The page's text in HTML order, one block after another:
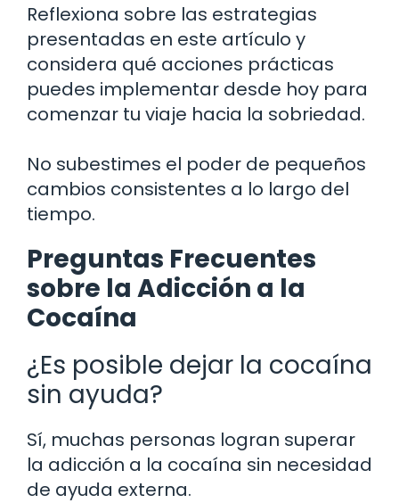
Reflexiona sobre las estrategias
presentadas en este artículo y
considera qué acciones prácticas
puedes implementar desde hoy para
comenzar tu viaje hacia la sobriedad.
No subestimes el poder de pequeños
cambios consistentes a lo largo del
tiempo.
Preguntas Frecuentes
sobre la Adicción a la
Cocaína
¿Es posible dejar la cocaína
sin ayuda?
Sí, muchas personas logran superar
la adicción a la cocaína sin necesidad
de ayuda externa.